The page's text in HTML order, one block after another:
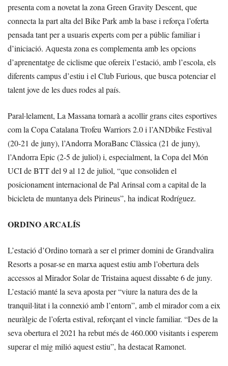
presenta com a novetat la zona Green Gravity Descent, que
connecta la part alta del Bike Park amb la base i reforça l’oferta
pensada tant per a usuaris experts com per a públic familiar i
d’iniciació. Aquesta zona es complementa amb les opcions
d’aprenentatge de ciclisme que ofereix l’estació, amb l’escola, els
diferents campus d’estiu i el Club Furious, que busca potenciar el
talent jove de les dues rodes al país.
Paral·lelament, La Massana tornarà a acollir grans cites esportives
com la Copa Catalana Trofeu Warriors 2.0 i l’ANDbike Festival
(20-21 de juny), l’Andorra MoraBanc Clàssica (21 de juny),
l’Andorra Epic (2-5 de juliol) i, especialment, la Copa del Món
UCI de BTT del 9 al 12 de juliol, “que consoliden el
posicionament internacional de Pal Arinsal com a capital de la
bicicleta de muntanya dels Pirineus”, ha indicat Rodríguez.
ORDINO ARCALÍS
L’estació d’Ordino tornarà a ser el primer domini de Grandvalira
Resorts a posar-se en marxa aquest estiu amb l’obertura dels
accessos al Mirador Solar de Tristaina aquest dissabte 6 de juny.
L’estació manté la seva aposta per “viure la natura des de la
tranquil·litat i la connexió amb l’entorn”, amb el mirador com a eix
neuràlgic de l’oferta estival, reforçant el vincle familiar. “Des de la
seva obertura el 2021 ha rebut més de 460.000 visitants i esperem
superar el mig milió aquest estiu”, ha destacat Ramonet.